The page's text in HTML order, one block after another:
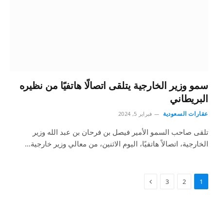
سمو وزير الخارجية يتلقى اتصالًا هاتفيًا من نظيره
البريطاني
عقارات السعودية فبراير 5, 2024
تلقى صاحب السمو الأمير فيصل بن فرحان بن عبد الله وزير
الخارجية، اتصالاً هاتفيًا، اليوم الاثنين، من معالي وزير خارجية…
1
2
3